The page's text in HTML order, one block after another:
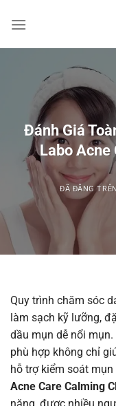
đến
Đánh Giá
Labo Acne
ĐÃ ĐĂNG
Quy trình chăm sóc
làm sạch kỹ lưỡng,
dầu mụn dễ nổi
phù hợp không chỉ
hỗ trợ kiểm soát mụn
Acne Care Calming